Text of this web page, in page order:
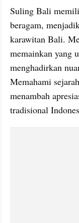
Suling Bali
beragam,
karawitan Bali.
memainkan yang
menghadirkan
Memahami
menambah
tradisional